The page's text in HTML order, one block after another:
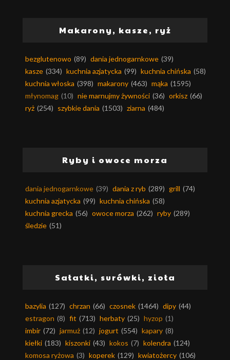
Makarony, kasze, ryż
bezglutenowo (89) dania jednogarnkowe (39)
kasze (334) kuchnia azjatycka (99) kuchnia chińska (58)
kuchnia włoska (398) makarony (463) mąka (1595)
młynomag (10) nie marnujmy żywności (36) orkisz (66)
ryż (254) szybkie dania (1503) ziarna (484)
Ryby i owoce morza
dania jednogarnkowe (39) dania z ryb (289) grill (74)
kuchnia azjatycka (99) kuchnia chińska (58)
kuchnia grecka (56) owoce morza (262) ryby (289)
śledzie (51)
Sałatki, surówki, zioła
bazylia (127) chrzan (66) czosnek (1464) dipy (44)
estragon (8) fit (713) herbaty (25) hyzop (1)
imbir (72) jarmuż (12) jogurt (554) kapary (8)
kiełki (183) kiszonki (43) kokos (7) kolendra (124)
komosa ryżowa (3) koperek (129) kwiatożercy (106)